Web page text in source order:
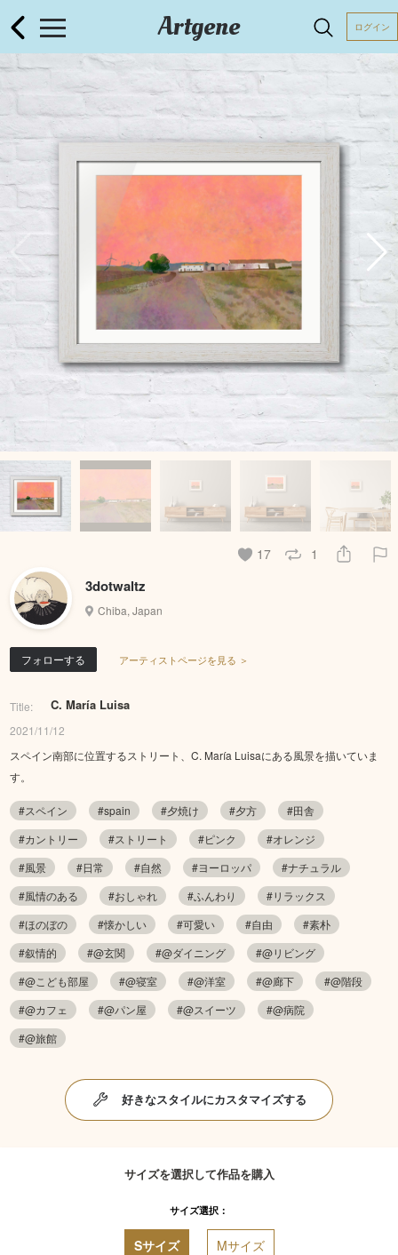
Artgene ログイン
17 1
3dotwaltz
Chiba, Japan
フォローする アーティストページを見る ＞
Title: C. María Luisa
2021/11/12
スペイン南部に位置するストリート、C. María Luisaにある風景を描いていま
す。
#スペイン #spain #夕焼け #夕方
#田舎
#カントリー
#ストリート #ピンク
#オレンジ
#風景
#日常 #自然 #ヨーロッパ
#ナチュラル
#風情のある
#おしゃれ #ふんわり
#リラックス
#ほのぼの
#懐かしい #可愛い #自由
#素朴
#叙情的
#@玄関 #@ダイニング
#@リビング
#@こども部屋
#@寝室 #@洋室 #@廊下
#@階段
#@カフェ
#@パン屋 #@スイーツ
#@病院
#@旅館
好きなスタイルにカスタマイズする
サイズを選択して作品を購入
サイズ選択：
Sサイズ Mサイズ